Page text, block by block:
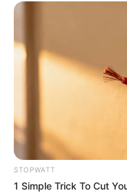
เบอร์โทร คน
ทุกองศา คุณล่
ดูดวง
STOPWATT
1 Simple Trick To Cut